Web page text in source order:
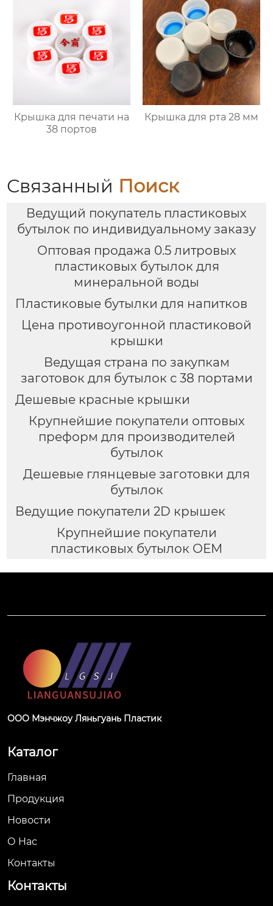
Крышка для печати на
38 портов
Крышка для рта 28 мм
Связанный Поиск
Ведущий покупатель пластиковых
бутылок по индивидуальному заказу
Оптовая продажа 0.5 литровых
пластиковых бутылок для
минеральной воды
Пластиковые бутылки для напитков
Цена противоугонной пластиковой
крышки
Ведущая страна по закупкам
заготовок для бутылок с 38 портами
Дешевые красные крышки
Крупнейшие покупатели оптовых
преформ для производителей
бутылок
Дешевые глянцевые заготовки для
бутылок
Ведущие покупатели 2D крышек
Крупнейшие покупатели
пластиковых бутылок OEM
ООО Мэнчжоу Ляньгуань Пластик
Каталог
Главная
Продукция
Новости
О Hас
Контакты
Контакты